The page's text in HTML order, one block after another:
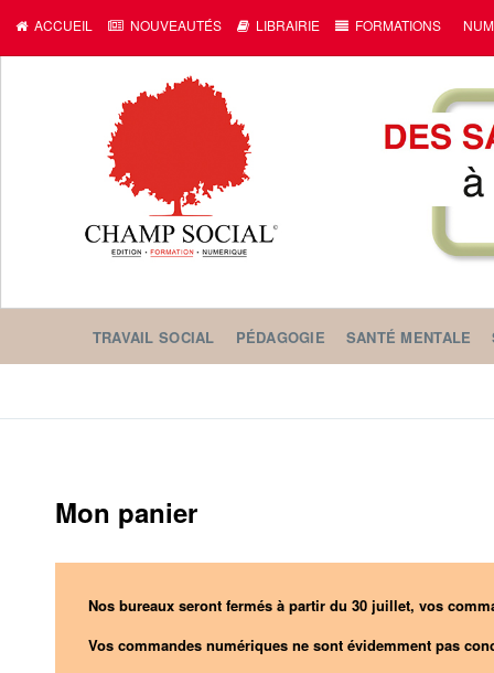
ACCUEIL NOUVEAUTÉS LIBRAIRIE FORMATIONS
TRAVAIL SOCIAL PÉDAGOGIE SANTÉ MENTALE
Mon panier
Nos bureaux seront fermés à partir du 30 juillet, vos
Vos commandes numériques ne sont évidemment pas